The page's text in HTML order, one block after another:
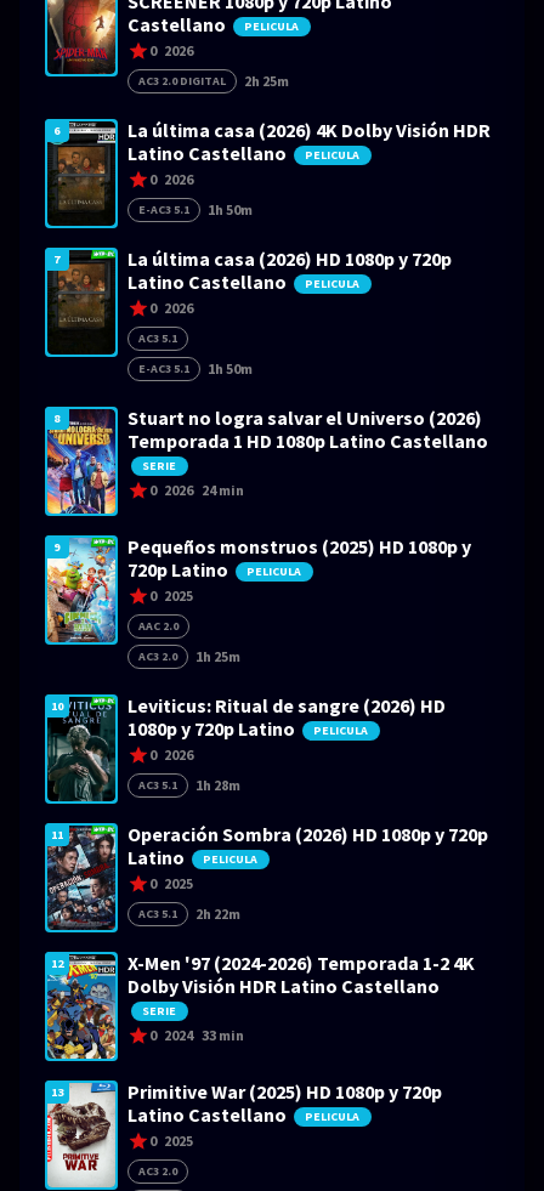
Castellano
PELICULA
0 2026
AC3 2.0 DIGITAL 2h 25m
6
La última casa (2026) 4K Dolby Visión HDR
Latino Castellano
PELICULA
0 2026
E-AC3 5.1 1h 50m
7
La última casa (2026) HD 1080p y 720p
Latino Castellano
PELICULA
0 2026
AC3 5.1
E-AC3 5.1
1h 50m
8
Stuart no logra salvar el Universo (2026)
Temporada 1 HD 1080p Latino Castellano
SERIE
0 2026 24 min
9
Pequeños monstruos (2025) HD 1080p y
720p Latino
PELICULA
0 2025
AAC 2.0
AC3 2.0
1h 25m
10
Leviticus: Ritual de sangre (2026) HD
1080p y 720p Latino
PELICULA
0 2026
AC3 5.1 1h 28m
11
Operación Sombra (2026) HD 1080p y 720p
Latino
PELICULA
0 2025
AC3 5.1 2h 22m
12
X-Men '97 (2024-2026) Temporada 1-2 4K
Dolby Visión HDR Latino Castellano
SERIE
0 2024 33 min
13
Primitive War (2025) HD 1080p y 720p
Latino Castellano
PELICULA
0 2025
AC3 2.0